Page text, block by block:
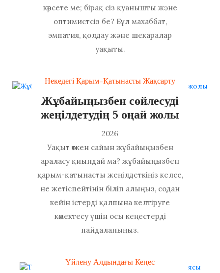
көрсете ме; бірақ сіз қуанышты және
оптимистсіз бе? Бұл махаббат,
эмпатия, қолдау және шекаралар
уақыты.
Некедегі Қарым-Қатынасты Жақсарту
Жұбайыңызбен сөйлесуді
жеңілдетудің 5 оңай жолы
2026
Уақыт өткен сайын жұбайыңызбен
араласу қиындай ма? жұбайыңызбен
қарым-қатынасты жеңілдеткіңіз келсе,
не жетіспейтінін біліп алыңыз, содан
кейін істерді қалпына келтіруге
көмектесу үшін осы кеңестерді
пайдаланыңыз.
Үйлену Алдындағы Кеңес